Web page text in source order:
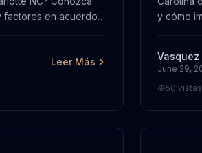
factores en acuerdos.
Leer Más
y cómo
Vasquez
June 29,
50 vistas
por Accidentes de Bicicleta en